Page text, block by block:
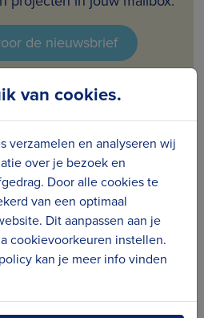
de nieuwsbrief
ONZE SOCIALS
van het laatste nieuws
projecten.
van cookies.
verzamelen en analyseren wij
over je bezoek en
Door alle cookies te
van een optimaal
Dit aanpassen aan je
cookievoorkeuren instellen.
kan je meer info vinden